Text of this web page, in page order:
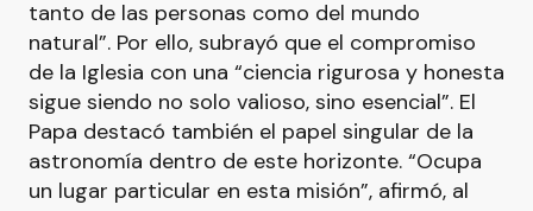
tanto de las personas como del mundo
natural”. Por ello, subrayó que el compromiso
de la Iglesia con una “ciencia rigurosa y honesta
sigue siendo no solo valioso, sino esencial”. El
Papa destacó también el papel singular de la
astronomía dentro de este horizonte. “Ocupa
un lugar particular en esta misión”, afirmó, al